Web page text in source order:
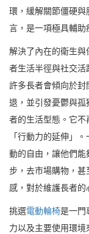
環，緩解關節僵硬
言，是一項極具輔助
解決了內在的衛生
者生活半徑與社交活
許多長者會傾向於
退，並引發憂鬱與孤
者的生活型態。它
「行動力的延伸」
動的自由，讓他們
步，去市場購物，
感，對於維護長者的
挑選電動輪椅是一門
力以及主要使用環